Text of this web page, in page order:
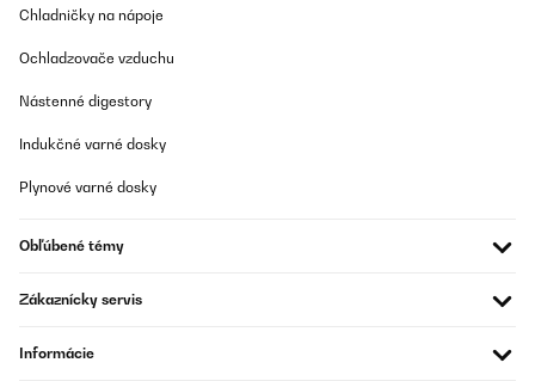
procure une sensation agréable grâce à leur effet coupe-vent
Enfin, lavé plusieurs fois, mais pas passé au sèche-linge, le haut
n'a pas bougé.
Utilisateur d'Amazon
Preložiť
Chladničky na nápoje
Ochladzovače vzduchu
Nástenné digestory
Indukčné varné dosky
Plynové varné dosky
Obľúbené témy
Zákaznícky servis
Informácie